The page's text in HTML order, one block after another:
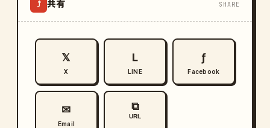
⤴ 共有 SHARE
𝕏
X
L
LINE
ƒ
Facebook
✉
Email
⧉
URL